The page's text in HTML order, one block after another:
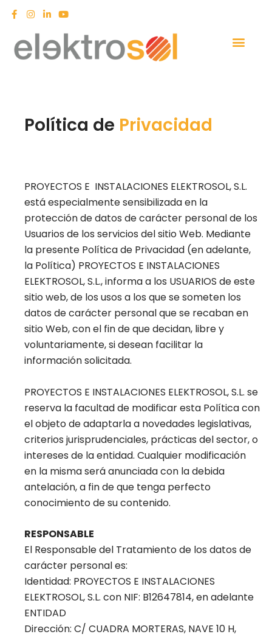
Política de Privacidad
PROYECTOS E INSTALACIONES ELEKTROSOL, S.L.
está especialmente sensibilizada en la
protección de datos de carácter personal de los
Usuarios de los servicios del sitio Web. Mediante
la presente Política de Privacidad (en adelante,
la Política) PROYECTOS E INSTALACIONES
ELEKTROSOL, S.L., informa a los USUARIOS de este
sitio web, de los usos a los que se someten los
datos de carácter personal que se recaban en
sitio Web, con el fin de que decidan, libre y
voluntariamente, si desean facilitar la
información solicitada.
PROYECTOS E INSTALACIONES ELEKTROSOL, S.L. se
reserva la facultad de modificar esta Política con
el objeto de adaptarla a novedades legislativas,
criterios jurisprudenciales, prácticas del sector, o
intereses de la entidad. Cualquier modificación
en la misma será anunciada con la debida
antelación, a fin de que tenga perfecto
conocimiento de su contenido.
RESPONSABLE
El Responsable del Tratamiento de los datos de
carácter personal es:
Identidad: PROYECTOS E INSTALACIONES
ELEKTROSOL, S.L. con NIF: B12647814, en adelante
ENTIDAD
Dirección: C/ CUADRA MORTERAS, NAVE 10 H,